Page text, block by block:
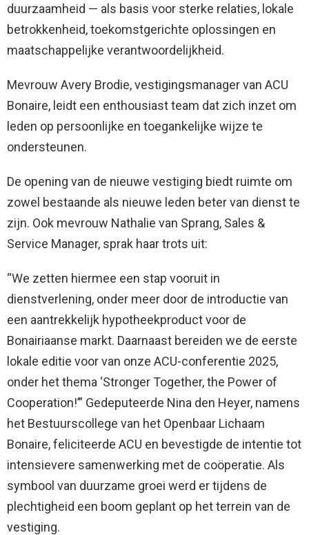
duurzaamheid — als basis voor sterke relaties, lokale
betrokkenheid, toekomstgerichte oplossingen en
maatschappelijke verantwoordelijkheid.
Mevrouw Avery Brodie, vestigingsmanager van ACU
Bonaire, leidt een enthousiast team dat zich inzet om
leden op persoonlijke en toegankelijke wijze te
ondersteunen.
De opening van de nieuwe vestiging biedt ruimte om
zowel bestaande als nieuwe leden beter van dienst te
zijn. Ook mevrouw Nathalie van Sprang, Sales &
Service Manager, sprak haar trots uit:
“We zetten hiermee een stap vooruit in
dienstverlening, onder meer door de introductie van
een aantrekkelijk hypotheekproduct voor de
Bonairiaanse markt. Daarnaast bereiden we de eerste
lokale editie voor van onze ACU-conferentie 2025,
onder het thema ‘Stronger Together, the Power of
Cooperation!’” Gedeputeerde Nina den Heyer, namens
het Bestuurscollege van het Openbaar Lichaam
Bonaire, feliciteerde ACU en bevestigde de intentie tot
intensievere samenwerking met de coöperatie. Als
symbool van duurzame groei werd er tijdens de
plechtigheid een boom geplant op het terrein van de
vestiging.